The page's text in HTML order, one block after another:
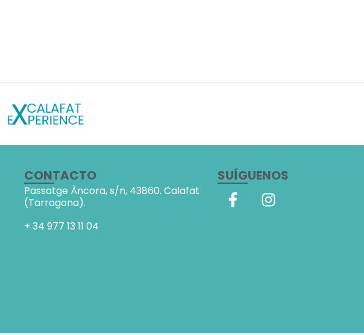
CONTACTO
Passatge Àncora, s/n, 43860. Calafat
(Tarragona).
+ 34 977 13 11 04
SUÍGUENOS